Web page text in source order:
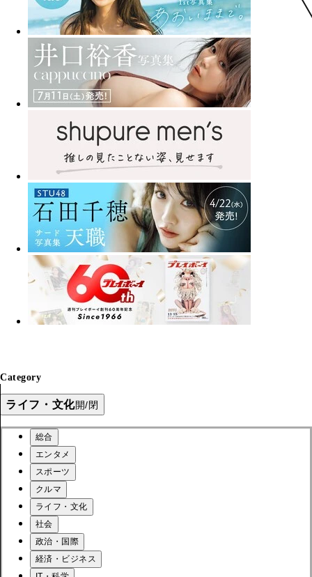
Category
ライフ・文化開/閉
総合
エンタメ
スポーツ
クルマ
ライフ・文化
社会
政治・国際
経済・ビジネス